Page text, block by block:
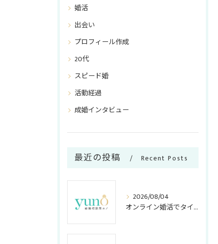
婚活
出会い
プロフィール作成
20代
スピード婚
活動経過
成婚インタビュー
最近の投稿 Recent Posts
2026/08/04
オンライン婚活でタイパ重視のメリット